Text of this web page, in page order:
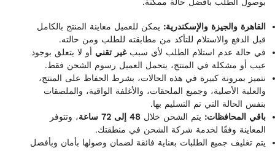
بوصول الطلب بأفضل حالة ممكنة.
القاهرة والجيزة والإسكندرية: يمكن للعميل معاينة المنتج بالكامل
قبل الدفع والاستلام للتأكد من مطابقته للطلب ومن حالته.
في حالة عدم استلام الطلب لأي سببغير تقني أو لا يتعلق بوجود
عيب أو مشكلة في المنتج، يتحمل العميل رسوم الشحن فقط.
نتميز بمرونة كبيرة في هذه الحالات، بشرط الحفاظ على المنتج،
والعلبة الأصلية، وجميع الملحقات، والأغلفة الواقية، والملصقات
بنفس الحالة التي تم التسليم بها.
باقي المحافظات: يتم الشحن خلال 48 إلى 72 ساعة
، وتتوفر
المعاينة وفقًا لخدمة شركة الشحن في منطقتك.
يتم تغليف جميع الطلبات بعناية فائقة لضمان وصولها بأمان وبأفضل